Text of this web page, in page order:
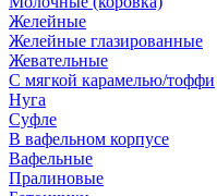
Желейные
Желейные глазированные
Жевательные
С мягкой карамелью/тоффи
Нуга
Суфле
В вафельном корпусе
Вафельные
Пралиновые